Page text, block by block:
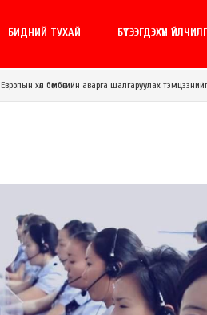
БИДНИЙ ТУХАЙ БҮТЭЭГДЭХҮҮН
Европын хөл бөмбөгийн аварга шалгаруулах